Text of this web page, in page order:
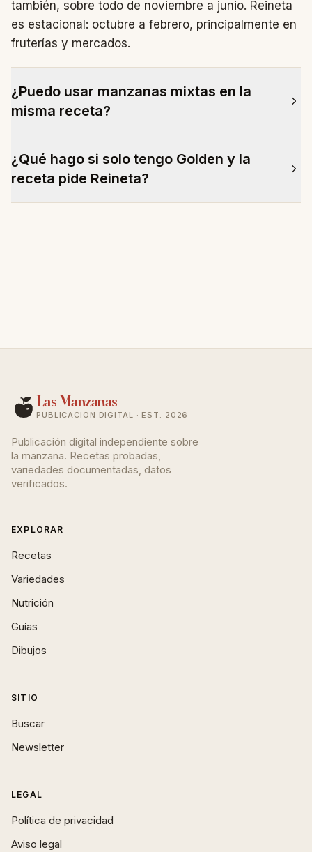
también, sobre todo de noviembre a junio. Reineta
es estacional: octubre a febrero, principalmente en
fruterías y mercados.
¿Puedo usar manzanas mixtas en la
misma receta?
mitad Reineta (acidez, estructura) y mitad Golden
(dulzor, aroma) tiene más complejidad que con una
sola variedad. Es el mismo principio que en sidra.
¿Qué hago si solo tengo Golden y la
receta pide Reineta?
Las Manzanas
PUBLICACIÓN DIGITAL · EST. 2026
Publicación digital independiente sobre
la manzana. Recetas probadas,
variedades documentadas, datos
verificados.
EXPLORAR
Recetas
Variedades
Nutrición
Guías
Dibujos
SITIO
Buscar
Newsletter
LEGAL
Política de privacidad
Aviso legal